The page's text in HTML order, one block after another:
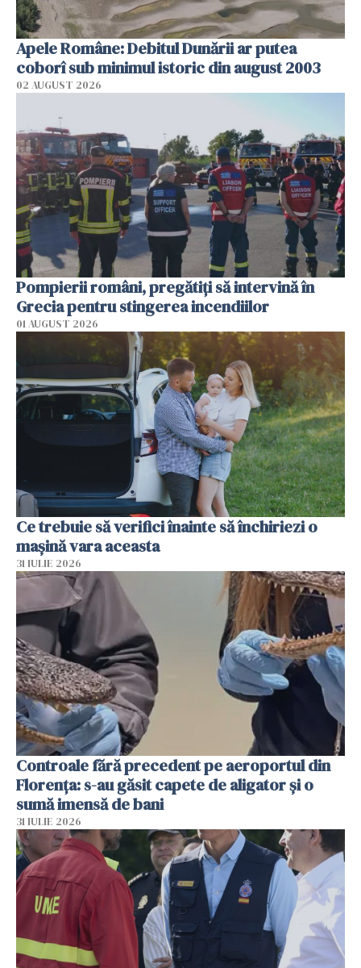
Apele Române: Debitul Dunării ar putea
coborî sub minimul istoric din august 2003
02 AUGUST 2026
Pompierii români, pregătiţi să intervină în
Grecia pentru stingerea incendiilor
01 AUGUST 2026
Ce trebuie să verifici înainte să închiriezi o
mașină vara aceasta
31 IULIE 2026
Controale fără precedent pe aeroportul din
Florența: s-au găsit capete de aligator și o
sumă imensă de bani
31 IULIE 2026